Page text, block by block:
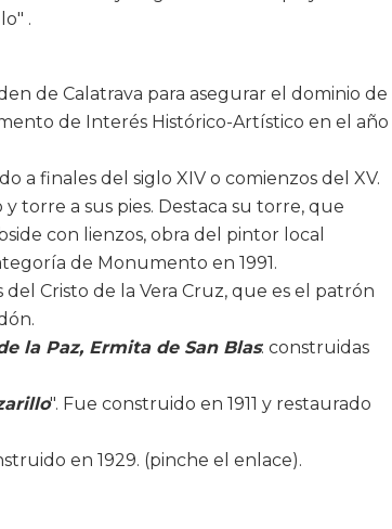
.
de Calatrava para asegurar el dominio de
de Interés Histórico-Artístico en el año
a finales del siglo XIV o comienzos del XV.
torre a sus pies. Destaca su torre, que
con lienzos, obra del pintor local
de Monumento en 1991.
Cristo de la Vera Cruz, que es el patrón
la Paz, Ermita de San Blas: construidas
". Fue construido en 1911 y restaurado
en 1929. (pinche el enlace).